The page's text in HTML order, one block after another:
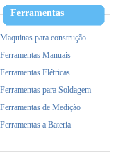
Ferramentas
Maquinas para construção
Ferramentas Manuais
Ferramentas Elétricas
Ferramentas para Soldagem
Ferramentas de Medição
Ferramentas a Bateria